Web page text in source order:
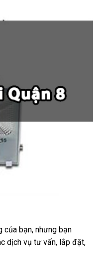
của bạn, nhưng bạn
dịch vụ tư vấn, lắp đặt,